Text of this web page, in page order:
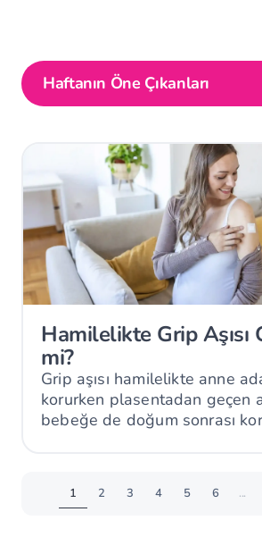
Haftanın Öne Çıkanları
Hamilelikte Grip Aşısı
mi?
Grip aşısı hamilelikte anne
korurken plasentadan geçen
bebeğe de doğum sonrası
1 2 3 4 5 6 ...